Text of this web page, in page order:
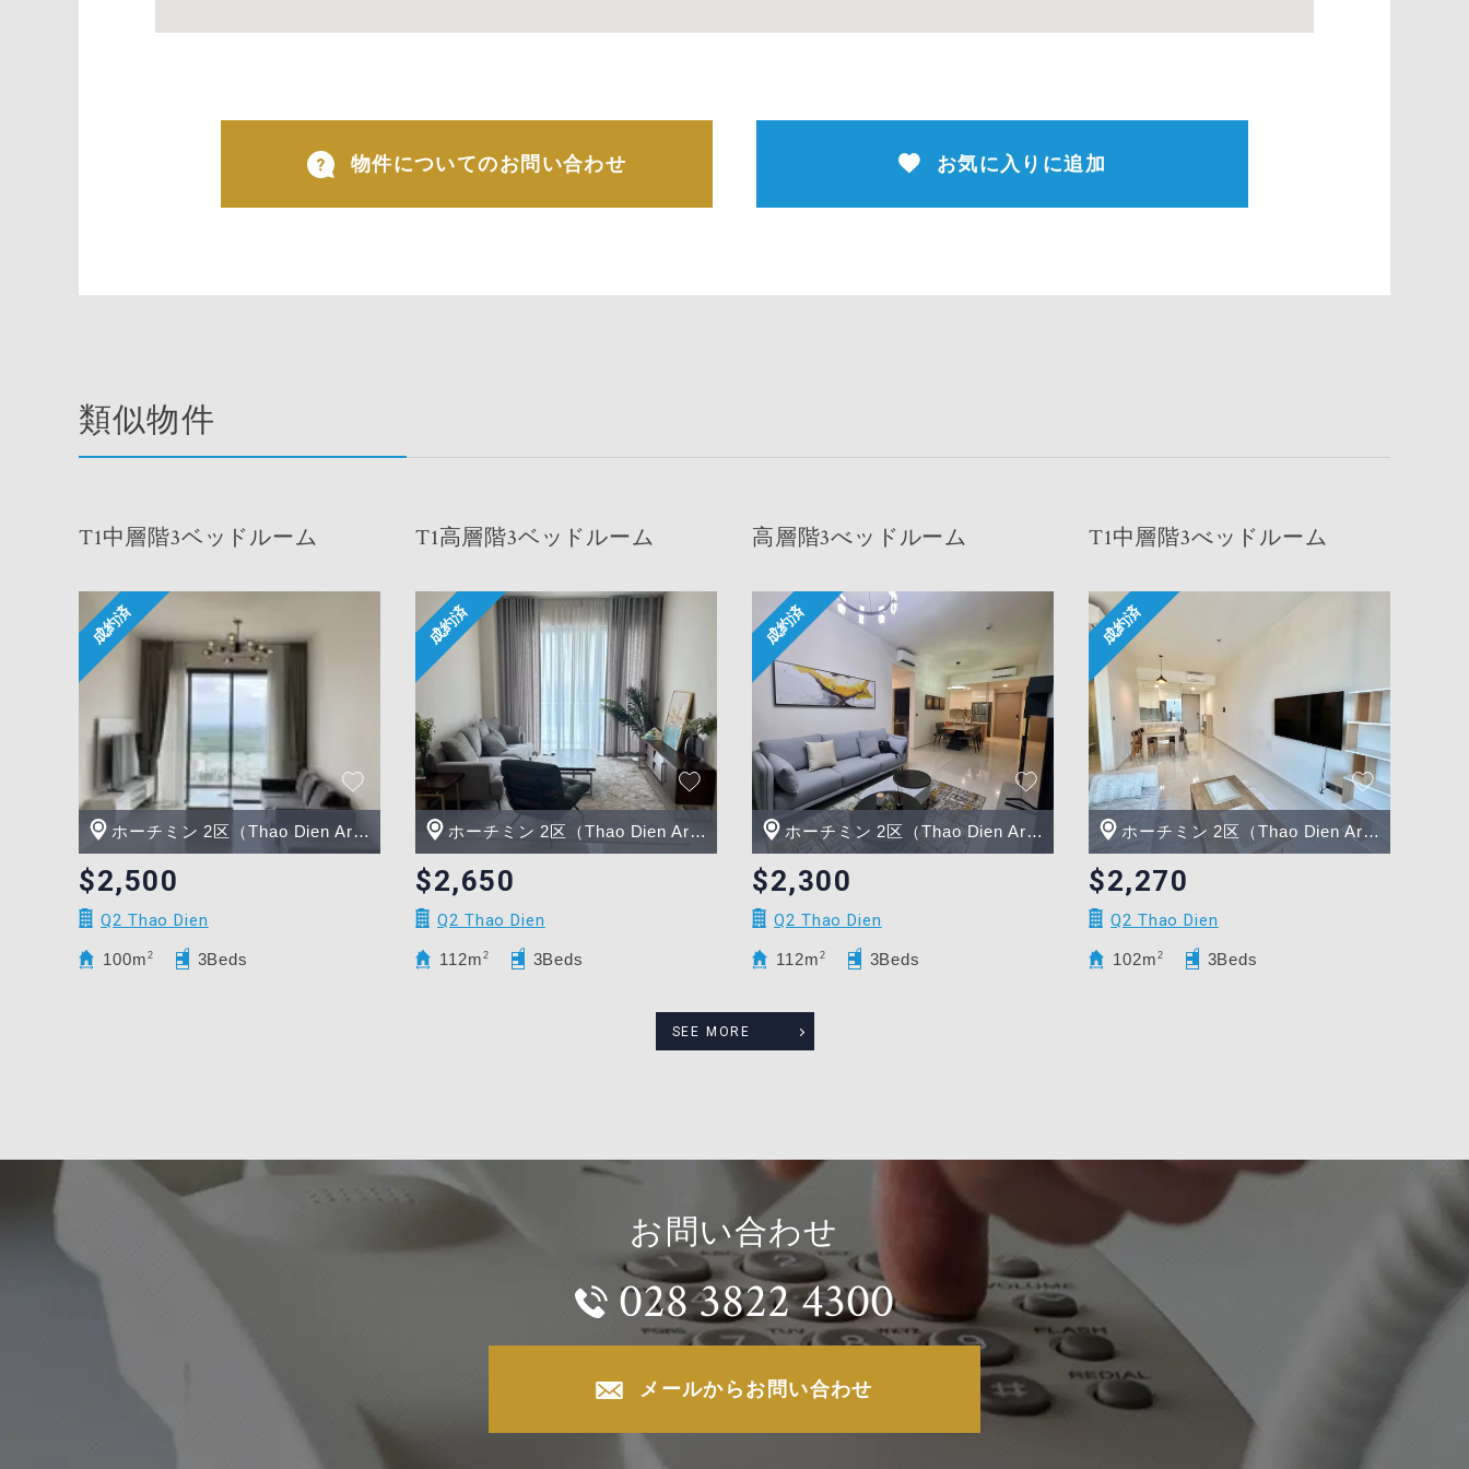
物件についてのお問い合わせ お気に入りに追加
類似物件
T1中層階3ベッドルーム
ホーチミン 2区（Thao Dien Area）
$2,500
Q2 Thao Dien
100m 2 3Beds
T1高層階3ベッドルーム
ホーチミン 2区（Thao Dien Area）
$2,650
Q2 Thao Dien
112m 2 3Beds
高層階3べッドルーム
ホーチミン 2区（Thao Dien Area）
$2,300
Q2 Thao Dien
112m 2 3Beds
T1中層階3べッドルーム
ホーチミン 2区（Thao Dien Area）
$2,270
Q2 Thao Dien
102m 2 3Beds
SEE MORE
お問い合わせ
028 3822 4300
メールからお問い合わせ